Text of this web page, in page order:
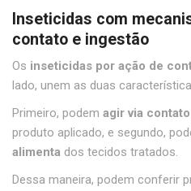
Inseticidas com
contato e ingestão
Os inseticidas por ação de
lado, unem as duas
Primeiro, podem agir via
produto aplicado, e segundo,
alimenta dos tecidos tratados.
Dessa maneira, podem conferir